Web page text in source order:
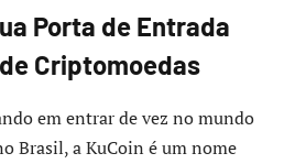
Porta de Entrada
Criptomoedas
em entrar de vez no mundo
Brasil, a KuCoin é um nome